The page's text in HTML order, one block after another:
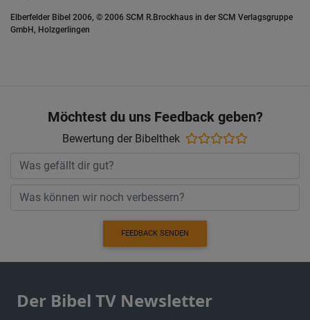
Elberfelder Bibel 2006, © 2006 SCM R.Brockhaus in der SCM Verlagsgruppe
GmbH, Holzgerlingen
Möchtest du uns Feedback geben?
Bewertung der Bibelthek
FEEDBACK SENDEN
Der Bibel TV Newsletter